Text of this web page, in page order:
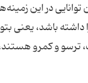
در این
داشته باشد، یعنی